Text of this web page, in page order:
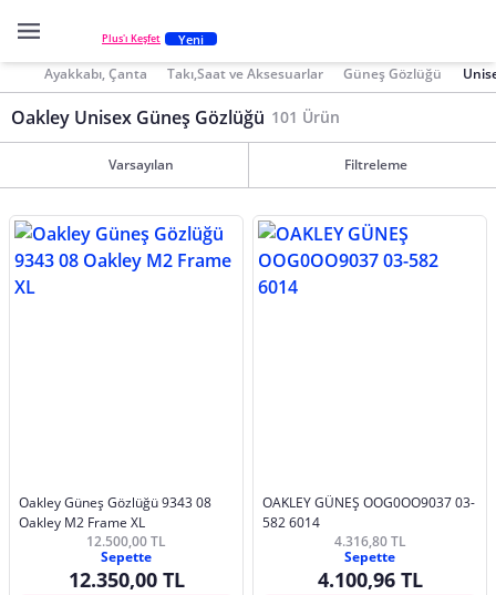
Plus'ı Keşfet Yeni
Ayakkabı, Çanta Takı,Saat ve Aksesuarlar Güneş Gözlüğü
Oakley Unisex Güneş Gözlüğü 101 Ürün
Varsayılan Filtreleme
Oakley Güneş Gözlüğü 9343 08
Oakley M2 Frame XL
12.500,00 TL
Sepette
12.350,00 TL
OAKLEY GÜNEŞ OOG0OO9037 03-
582 6014
4.316,80 TL
Sepette
4.100,96 TL